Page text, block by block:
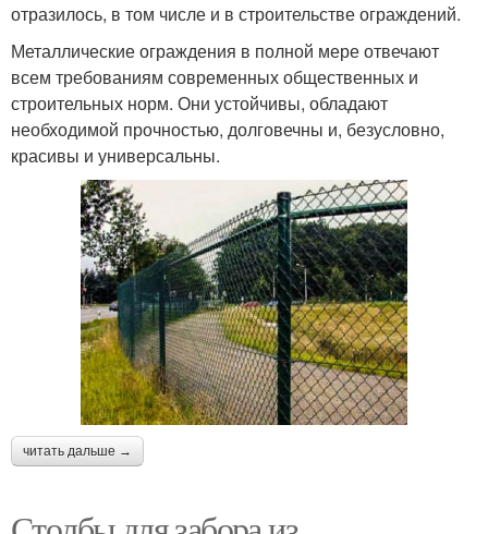
отразилось, в том числе и в строительстве ограждений.
Металлические ограждения в полной мере отвечают
всем требованиям современных общественных и
строительных норм. Они устойчивы, обладают
необходимой прочностью, долговечны и, безусловно,
красивы и универсальны.
читать дальше →